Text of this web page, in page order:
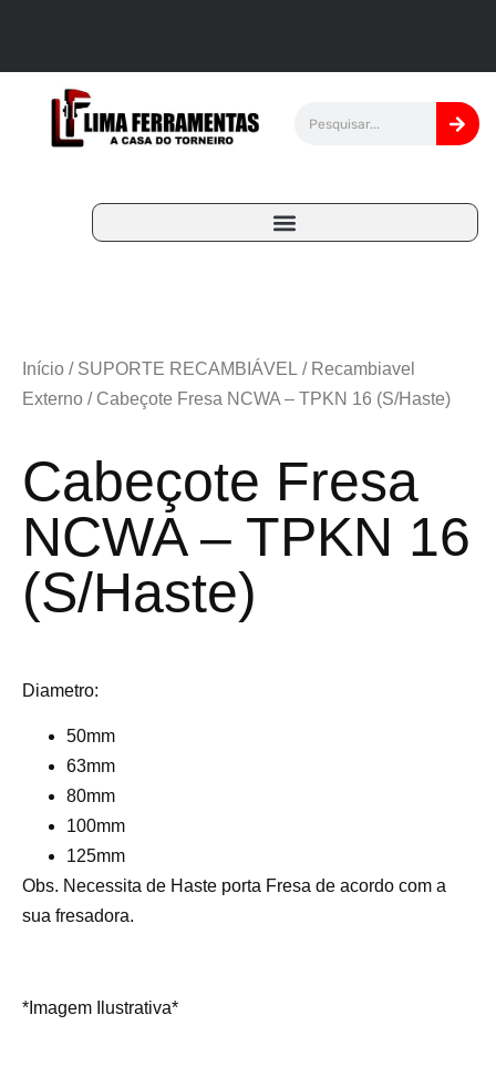
Início / SUPORTE RECAMBIÁVEL / Recambiavel
Externo / Cabeçote Fresa NCWA – TPKN 16 (S/Haste)
Cabeçote Fresa
NCWA – TPKN 16
(S/Haste)
Diametro:
50mm
63mm
80mm
100mm
125mm
Obs. Necessita de Haste porta Fresa de acordo com a
sua fresadora.
*Imagem Ilustrativa*